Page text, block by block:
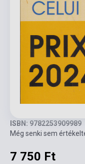
ISBN: 9782253909989
Még senki sem
7 750 Ft